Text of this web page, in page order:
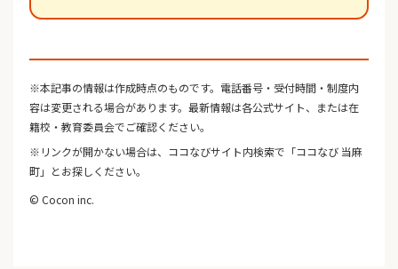
※本記事の情報は作成時点のものです。電話番号・受付時間・制度内
容は変更される場合があります。最新情報は各公式サイト、または在
籍校・教育委員会でご確認ください。
※リンクが開かない場合は、ココなびサイト内検索で「ココなび 当麻
町」とお探しください。
© Cocon inc.